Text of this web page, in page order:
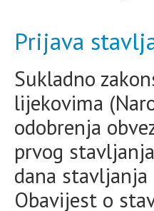
Prijava
Sukladno
lijekovima
odobrenja
prvog
dana
Obavijest o